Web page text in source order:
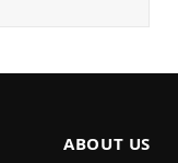
ABOUT US